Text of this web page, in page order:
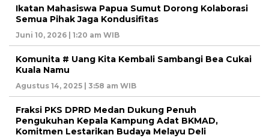
Ikatan Mahasiswa Papua Sumut Dorong Kolaborasi
Semua Pihak Jaga Kondusifitas
Juni 10, 2026 | 1:20 am WIB
Komunita # Uang Kita Kembali Sambangi Bea Cukai
Kuala Namu
Agustus 14, 2025 | 3:58 am WIB
Fraksi PKS DPRD Medan Dukung Penuh
Pengukuhan Kepala Kampung Adat BKMAD,
Komitmen Lestarikan Budaya Melayu Deli